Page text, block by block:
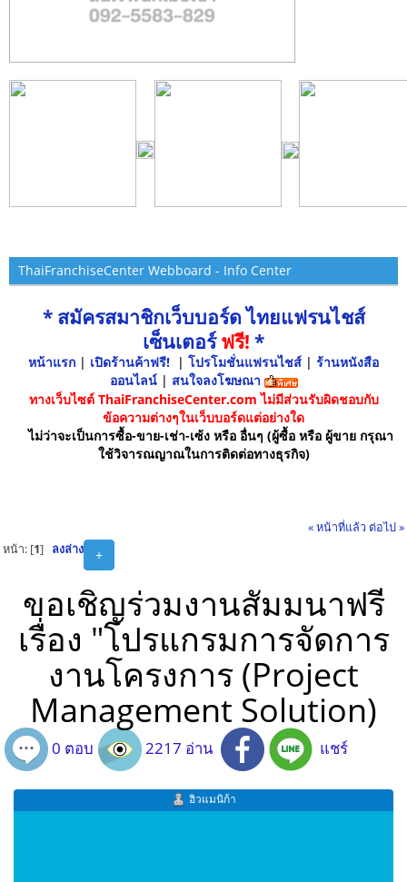
ThaiFranchiseCenter Webboard - Info Center
* สมัครสมาชิกเว็บบอร์ด ไทยแฟรนไชส์
เซ็นเตอร์ฟรี! *
หน้าแรก | เปิดร้านค้าฟรี! | โปรโมชั่นแฟรนไชส์ | ร้านหนังสือ
ออนไลน์ | สนใจลงโฆษณา
ทางเว็บไซต์ ThaiFranchiseCenter.com ไม่มีส่วนรับผิดชอบกับ
ข้อความต่างๆในเว็บบอร์ดแต่อย่างใด
ไม่ว่าจะเป็นการซื้อ-ขาย-เช่า-เซ้ง หรือ อื่นๆ (ผู้ซื้อ หรือ ผู้ขาย กรุณา
ใช้วิจารณญาณในการติดต่อทางธุรกิจ)
« หน้าที่แล้ว ต่อไป »
+
หน้า: [1] ลงล่าง
ขอเชิญร่วมงานสัมมนาฟรี
เรื่อง "โปรแกรมการจัดการ
งานโครงการ (Project
Management Solution)
0 ตอบ 2217 อ่าน แชร์
ฮิวแมนิก้า